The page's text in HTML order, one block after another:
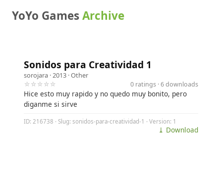
YoYo GamesArchive
Sonidos para Creatividad 1
sorojara · 2013 ·Other
☆☆☆☆☆
0 ratings · 6 downloads
Hice esto muy rapido y no quedo muy bonito, pero
diganme si sirve
ID: 216738 · Slug: sonidos-para-creatividad-1 · Version: 1
⤓ Download